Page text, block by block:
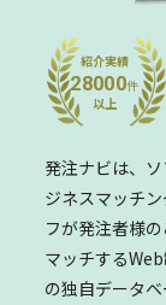
発注ナビは、
ジネスマッチン
フが発注者様
マッチする
の独自データ
紹介実績
28000件
以上